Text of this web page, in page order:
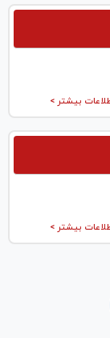
بیشتر >
بیشتر >